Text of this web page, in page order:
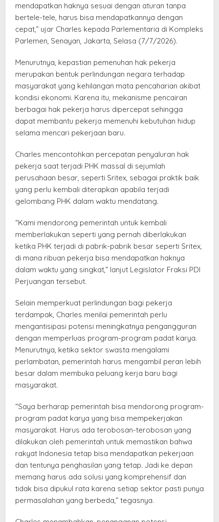
mendapatkan haknya sesuai dengan aturan tanpa
bertele-tele, harus bisa mendapatkannya dengan
cepat,” ujar Charles kepada Parlementaria di Kompleks
Parlemen, Senayan, Jakarta, Selasa (7/7/2026).
Menurutnya, kepastian pemenuhan hak pekerja
merupakan bentuk perlindungan negara terhadap
masyarakat yang kehilangan mata pencaharian akibat
kondisi ekonomi. Karena itu, mekanisme pencairan
berbagai hak pekerja harus dipercepat sehingga
dapat membantu pekerja memenuhi kebutuhan hidup
selama mencari pekerjaan baru.
Charles mencontohkan percepatan penyaluran hak
pekerja saat terjadi PHK massal di sejumlah
perusahaan besar, seperti Sritex, sebagai praktik baik
yang perlu kembali diterapkan apabila terjadi
gelombang PHK dalam waktu mendatang.
“Kami mendorong pemerintah untuk kembali
memberlakukan seperti yang pernah diberlakukan
ketika PHK terjadi di pabrik-pabrik besar seperti Sritex,
di mana ribuan pekerja bisa mendapatkan haknya
dalam waktu yang singkat,” lanjut Legislator Fraksi PDI
Perjuangan tersebut.
Selain memperkuat perlindungan bagi pekerja
terdampak, Charles menilai pemerintah perlu
mengantisipasi potensi meningkatnya pengangguran
dengan memperluas program-program padat karya.
Menurutnya, ketika sektor swasta mengalami
perlambatan, pemerintah harus mengambil peran lebih
besar dalam membuka peluang kerja baru bagi
masyarakat.
“Saya berharap pemerintah bisa mendorong program-
program padat karya yang bisa mempekerjakan
masyarakat. Harus ada terobosan-terobosan yang
dilakukan oleh pemerintah untuk memastikan bahwa
rakyat Indonesia tetap bisa mendapatkan pekerjaan
dan tentunya penghasilan yang tetap. Jadi ke depan
memang harus ada solusi yang komprehensif dan
tidak bisa dipukul rata karena setiap sektor pasti punya
permasalahan yang berbeda,” tegasnya.